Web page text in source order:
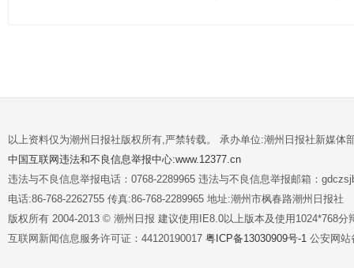
以上资料仅为潮州日报社版权所有,严禁转载。 承办单位:潮州日报社新媒体
中国互联网违法和不良信息举报中心:www.12377.cn
违法与不良信息举报电话：0768-2289965 违法与不良信息举报邮箱：
电话:86-768-2262755 传真:86-768-2289965 地址:潮州市枫春路潮州日报社
版权所有 2004-2013 © 潮州日报 建议使用IE8.0以上版本及使用1024*768分
互联网新闻信息服务许可证：44120190017 粤ICP备13030909号-1 公安网站